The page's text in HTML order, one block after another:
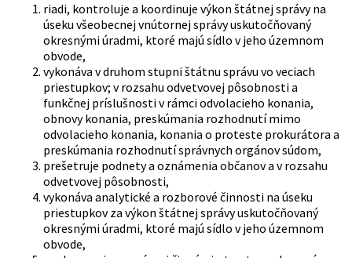
riadi, kontroluje a koordinuje výkon štátnej správy na
úseku všeobecnej vnútornej správy uskutočňovaný
okresnými úradmi, ktoré majú sídlo v jeho územnom
obvode,
vykonáva v druhom stupni štátnu správu vo veciach
priestupkov; v rozsahu odvetvovej pôsobnosti a
funkčnej príslušnosti v rámci odvolacieho konania,
obnovy konania, preskúmania rozhodnutí mimo
odvolacieho konania, konania o proteste prokurátora a
preskúmania rozhodnutí správnych orgánov súdom,
prešetruje podnety a oznámenia občanov a v rozsahu
odvetvovej pôsobnosti,
vykonáva analytické a rozborové činnosti na úseku
priestupkov za výkon štátnej správy uskutočňovaný
okresnými úradmi, ktoré majú sídlo v jeho územnom
obvode,